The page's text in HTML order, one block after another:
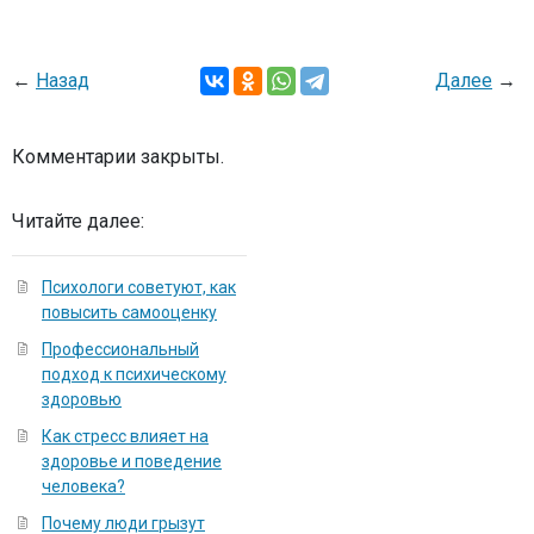
← Назад Далее →
Комментарии закрыты.
Читайте далее:
Психологи советуют, как
повысить самооценку
Профессиональный
подход к психическому
здоровью
Как стресс влияет на
здоровье и поведение
человека?
Почему люди грызут